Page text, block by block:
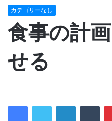
カテゴリーなし
食事の計
せる